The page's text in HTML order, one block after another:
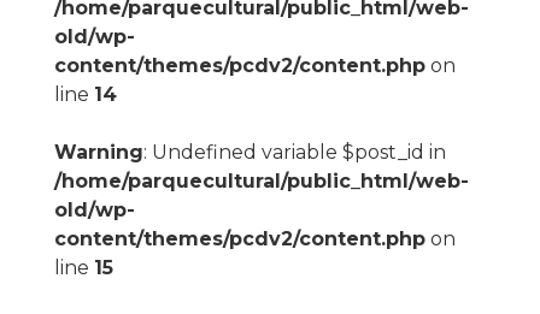
/home/parquecultural/public_html/web-
old/wp-
content/themes/pcdv2/content.phpon
line 14
Warning: Undefined variable $post_id in
/home/parquecultural/public_html/web-
old/wp-
content/themes/pcdv2/content.phpon
line 15